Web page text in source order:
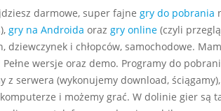
darmowe, super fajne gry do pobrania
gry na Androida oraz gry online(czyli
dziewczynek i chłopców, samochodowe.
wersje oraz demo. Programy do
z serwera (wykonujemy download,
i możemy grać. W dolinie gier są